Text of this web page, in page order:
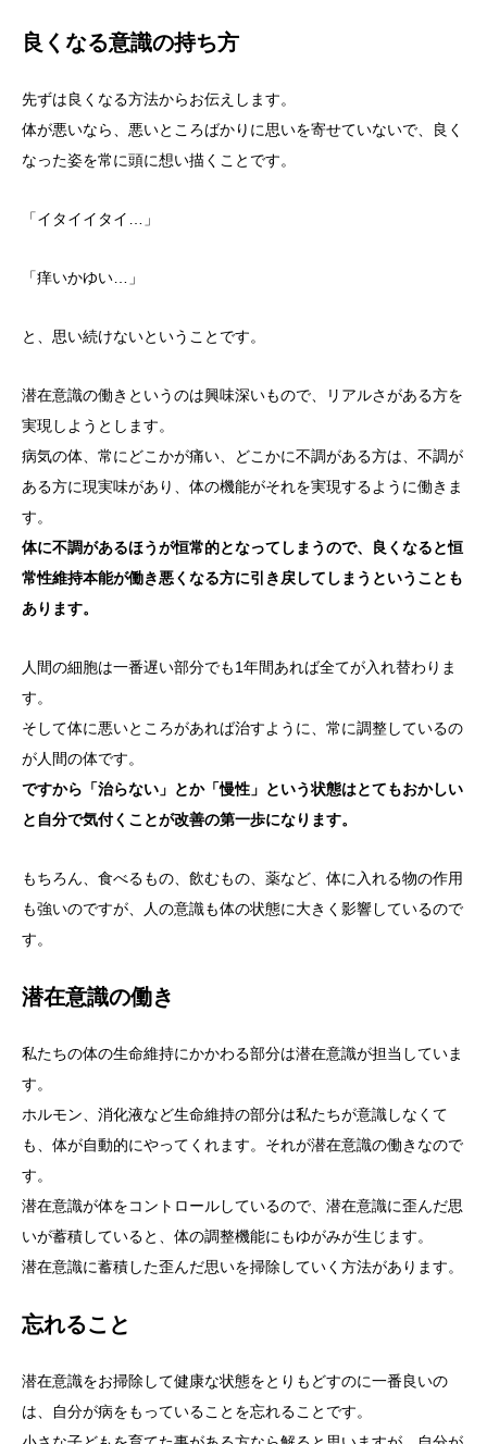
良くなる意識の持ち方
先ずは良くなる方法からお伝えします。
体が悪いなら、悪いところばかりに思いを寄せていないで、良く
なった姿を常に頭に想い描くことです。
「イタイイタイ…」
「痒いかゆい…」
と、思い続けないということです。
潜在意識の働きというのは興味深いもので、リアルさがある方を
実現しようとします。
病気の体、常にどこかが痛い、どこかに不調がある方は、不調が
ある方に現実味があり、体の機能がそれを実現するように働きま
す。
体に不調があるほうが恒常的となってしまうので、良くなると恒
常性維持本能が働き悪くなる方に引き戻してしまうということも
あります。
人間の細胞は一番遅い部分でも1年間あれば全てが入れ替わりま
す。
そして体に悪いところがあれば治すように、常に調整しているの
が人間の体です。
ですから「治らない」とか「慢性」という状態はとてもおかしい
と自分で気付くことが改善の第一歩になります。
もちろん、食べるもの、飲むもの、薬など、体に入れる物の作用
も強いのですが、人の意識も体の状態に大きく影響しているので
す。
潜在意識の働き
私たちの体の生命維持にかかわる部分は潜在意識が担当していま
す。
ホルモン、消化液など生命維持の部分は私たちが意識しなくて
も、体が自動的にやってくれます。それが潜在意識の働きなので
す。
潜在意識が体をコントロールしているので、潜在意識に歪んだ思
いが蓄積していると、体の調整機能にもゆがみが生じます。
潜在意識に蓄積した歪んだ思いを掃除していく方法があります。
忘れること
潜在意識をお掃除して健康な状態をとりもどすのに一番良いの
は、自分が病をもっていることを忘れることです。